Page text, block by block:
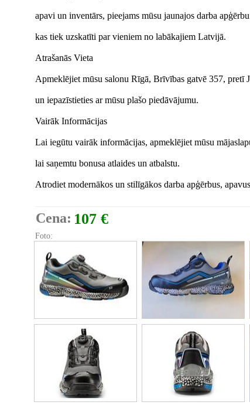
apavi un inventārs, pieejams mūsu jaunajos darba
kas tiek uzskatīti par vieniem no labākajiem Latvijā.
Atrašanās Vieta
Apmeklējiet mūsu salonu Rīgā, Brīvības gatvē 357, pretī
un iepazīstieties ar mūsu plašo piedāvājumu.
Vairāk Informācijas
Lai iegūtu vairāk informācijas, apmeklējiet mūsu
lai saņemtu bonusa atlaides un atbalstu.
Atrodiet modernākos un stilīgākos darba apģērbus,
Cena: 107 €
Foto: